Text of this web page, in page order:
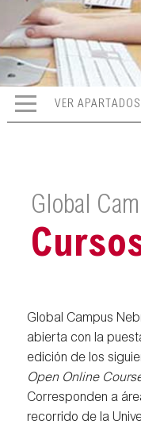
VER APARTADOS
Global
Global Campus
abierta con la
edición de los
Open Online
Corresponden a
recorrido de la